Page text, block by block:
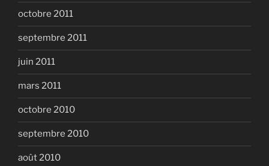
octobre 2011
septembre 2011
juin 2011
mars 2011
octobre 2010
septembre 2010
août 2010